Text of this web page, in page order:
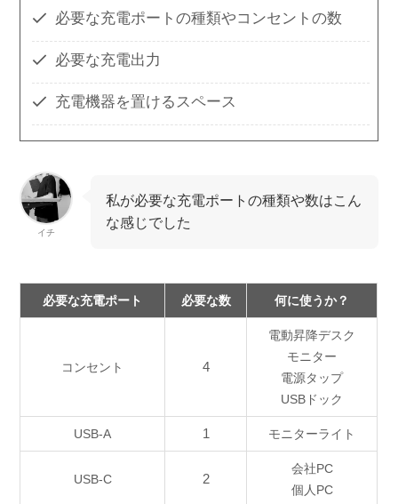
必要な充電ポートの種類やコンセントの数
必要な充電出力
充電機器を置けるスペース
イチ
私が必要な充電ポートの種類や数はこん
な感じでした
必要な充電ポート 必要な数 何に使うか？
コンセント 4
電動昇降デスク
モニター
電源タップ
USBドック
USB-A 1 モニターライト
USB-C 2
会社PC
個人PC